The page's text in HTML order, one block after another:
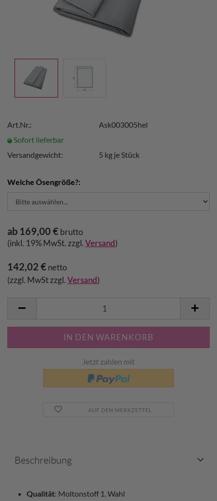
Art.Nr.:
Ask003005hel
Sofort lieferbar
Versandgewicht:
5 kg je Stück
Welche Ösengröße?:
ab 169,00 € brutto
(inkl. 19% MwSt. zzgl. Versand )
142,02 € netto
(zzgl. MwSt zzgl. Versand)
Jetzt zahlen mit
AUF DEN MERKZETTEL
Beschreibung
Qualität: Moltonstoff 1. Wahl